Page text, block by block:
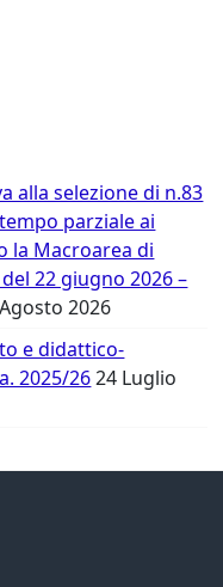
alla selezione di n.83
parziale ai
la Macroarea di
22 giugno 2026 –
2026
e didattico-
2025/26 24 Luglio